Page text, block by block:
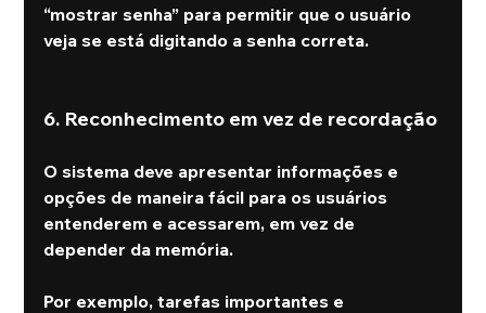
“mostrar senha” para permitir que o usuário
veja se está digitando a senha correta.
6. Reconhecimento em vez de recordação
O sistema deve apresentar informações e
opções de maneira fácil para os usuários
entenderem e acessarem, em vez de
depender da memória.
Por exemplo, tarefas importantes e